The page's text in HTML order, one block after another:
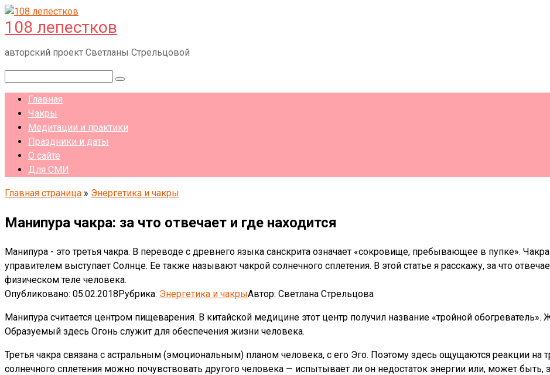
Перейти
к
контенту
108 лепестков
авторский проект Светланы Стрельцовой
Главная
Чакры
Медитации и практики
Праздники и даты
О сайте
Для СМИ
Главная страница » Энергетика и чакры
Манипура чакра: за что отвечает и где находится
Манипура - это третья чакра. В переводе с древнего языка санскрита означает «сокровище, пребывающее в пупке».
управителем выступает Солнце. Ее также называют чакрой солнечного сплетения. В этой статье я расскажу, за что
физическом теле человека.
Опубликовано: 05.02.2018Рубрика: Энергетика и чакрыАвтор: Светлана Стрельцова
Манипура считается центром пищеварения. В китайской медицине этот центр получил название «тройной
Образуемый здесь Огонь служит для обеспечения жизни человека.
Третья чакра связана с астральным (эмоциональным) планом человека, с его Эго. Поэтому здесь ощущаются реакции на
солнечного сплетения можно почувствовать другого человека — испытывает ли он недостаток энергии или, может быть,